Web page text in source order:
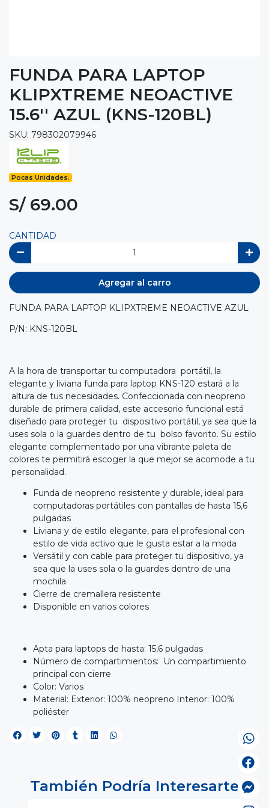
FUNDA PARA LAPTOP
KLIPXTREME NEOACTIVE
15.6'' AZUL (KNS-120BL)
SKU: 798302079946
Pocas Unidades.
S/ 69.00
CANTIDAD
Agregar al carro
FUNDA PARA LAPTOP KLIPXTREME NEOACTIVE AZUL
P/N: KNS-120BL
A la hora de transportar tu computadora portátil, la
elegante y liviana funda para laptop KNS-120 estará a la
altura de tus necesidades. Confeccionada con neopreno
durable de primera calidad, este accesorio funcional está
diseñado para proteger tu dispositivo portátil, ya sea que la
uses sola o la guardes dentro de tu bolso favorito. Su estilo
elegante complementado por una vibrante paleta de
colores te permitirá escoger la que mejor se acomode a tu
personalidad.
Funda de neopreno resistente y durable, ideal para
computadoras portátiles con pantallas de hasta 15,6
pulgadas
Liviana y de estilo elegante, para el profesional con
estilo de vida activo que le gusta estar a la moda
Versátil y con cable para proteger tu dispositivo, ya
sea que la uses sola o la guardes dentro de una
mochila
Cierre de cremallera resistente
Disponible en varios colores
Apta para laptops de hasta: 15,6 pulgadas
Número de compartimientos: Un compartimiento
principal con cierre
Color: Varios
Material: Exterior: 100% neopreno Interior: 100%
poliéster
También Podría Interesarte